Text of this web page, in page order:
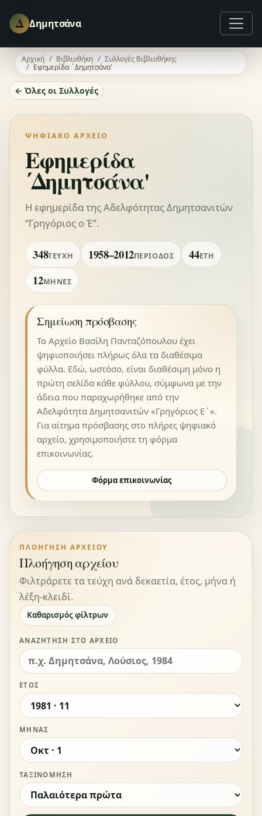
Δ Δημητσάνα
Αρχική Βιβλιοθήκη
Συλλογές Βιβλιοθήκης
Εφημερίδα ΄Δημητσάνα'
← Όλες οι Συλλογές
ΨΗΦΙΑΚΌ ΑΡΧΕΊΟ
Εφημερίδα
΄Δημητσάνα'
Η εφημερίδα της Αδελφότητας Δημητσανιτών
“Γρηγόριος ο Έ”.
348ΤΕΎΧΗ 1958–2012ΠΕΡΊΟΔΟΣ 44ΈΤΗ
12ΜΉΝΕΣ
Σημείωση πρόσβασης
Το Αρχείο Βασίλη Πανταζόπουλου έχει
ψηφιοποιήσει πλήρως όλα τα διαθέσιμα
φύλλα. Εδώ, ωστόσο, είναι διαθέσιμη μόνο η
πρώτη σελίδα κάθε φύλλου, σύμφωνα με την
άδεια που παραχωρήθηκε από την
Αδελφότητα Δημητσανιτών «Γρηγόριος Ε΄».
Για αίτημα πρόσβασης στο πλήρες ψηφιακό
αρχείο, χρησιμοποιήστε τη φόρμα
επικοινωνίας.
Φόρμα επικοινωνίας
ΠΛΟΉΓΗΣΗ ΑΡΧΕΊΟΥ
Πλοήγηση αρχείου
Φιλτράρετε τα τεύχη ανά δεκαετία, έτος, μήνα ή
λέξη-κλειδί.
Καθαρισμός φίλτρων
ΑΝΑΖΉΤΗΣΗ ΣΤΟ ΑΡΧΕΊΟ
ΈΤΟΣ
ΜΉΝΑΣ
ΤΑΞΙΝΌΜΗΣΗ